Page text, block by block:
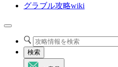
グラブル攻略wiki
検索